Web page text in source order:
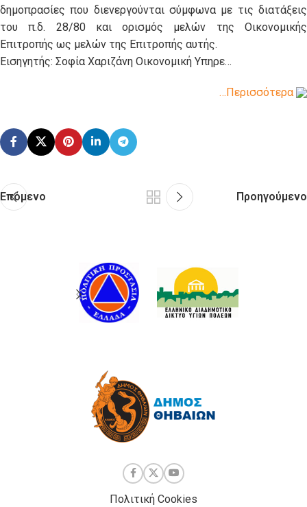
δημοπρασίες που διενεργούνται σύμφωνα με τις διατάξεις
του π.δ. 28/80 και ορισμός μελών της Οικονομικής
Επιτροπής ως μελών της Επιτροπής αυτής.
Εισηγητής: Σοφία Χαριζάνη Οικονομική Υπηρε…
…Περισσότερα
Επόμενο Προηγούμενο
Πολιτική Cookies